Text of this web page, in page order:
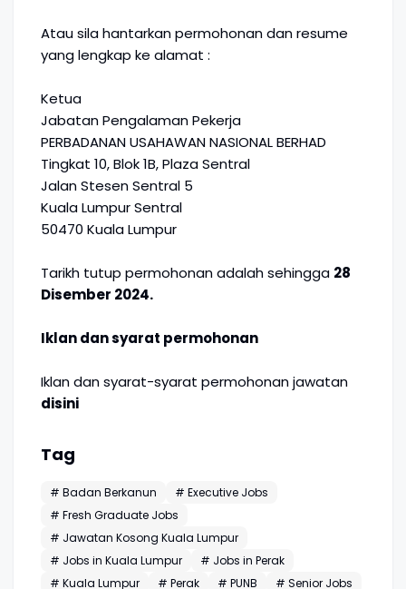
Atau sila hantarkan permohonan dan resume
yang lengkap ke alamat :
Ketua
Jabatan Pengalaman Pekerja
PERBADANAN USAHAWAN NASIONAL BERHAD
Tingkat 10, Blok 1B, Plaza Sentral
Jalan Stesen Sentral 5
Kuala Lumpur Sentral
50470 Kuala Lumpur
Tarikh tutup permohonan adalah sehingga 28
Disember 2024.
Iklan dan syarat permohonan
Iklan dan syarat-syarat permohonan jawatan
disini
Tag
# Badan Berkanun
# Executive Jobs
# Fresh Graduate Jobs
# Jawatan Kosong Kuala Lumpur
# Jobs in Kuala Lumpur
# Jobs in Perak
# Kuala Lumpur
# Perak # PUNB # Senior Jobs